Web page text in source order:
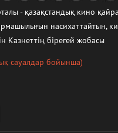
- қазақстандық кино
насихаттайтын,
Казнеттің бірегей жобасы
сауалдар бойынша)